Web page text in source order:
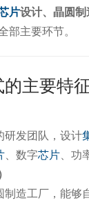
片设计、晶圆
部主要环节。
主要特
研发团队，设计
、数字芯片、功
制造工厂，能够